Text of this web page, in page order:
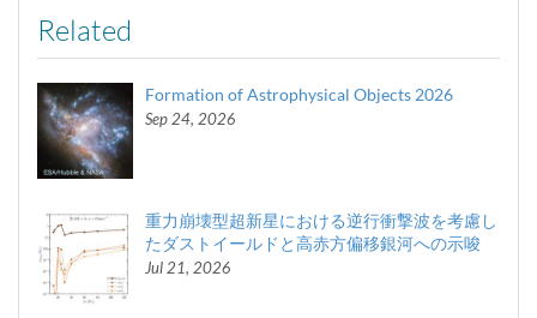
Related
Formation of Astrophysical Objects 2026
Sep 24, 2026
重力崩壊型超新星における逆行衝撃波を考慮し
たダストイールドと高赤方偏移銀河への示唆
Jul 21, 2026